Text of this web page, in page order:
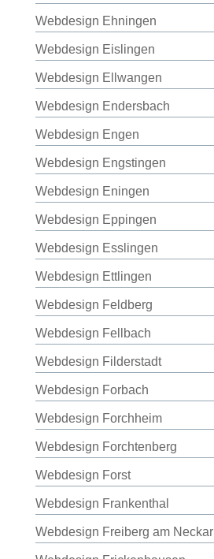
Webdesign Ehningen
Webdesign Eislingen
Webdesign Ellwangen
Webdesign Endersbach
Webdesign Engen
Webdesign Engstingen
Webdesign Eningen
Webdesign Eppingen
Webdesign Esslingen
Webdesign Ettlingen
Webdesign Feldberg
Webdesign Fellbach
Webdesign Filderstadt
Webdesign Forbach
Webdesign Forchheim
Webdesign Forchtenberg
Webdesign Forst
Webdesign Frankenthal
Webdesign Freiberg am Neckar